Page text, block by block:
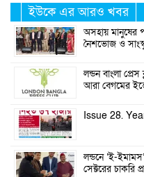
ইউকে এর আরও খবর
অসহায় মানুষের
নৈশভোজ ও
লন্ডন বাংলা
আরা বেগমের
Issue 28.
লন্ডনে ‘ই-
সেক্টরের চাকরি